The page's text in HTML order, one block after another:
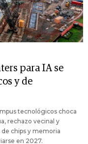
para IA se
y de
tecnológicos choca
rechazo vecinal y
chips y memoria
en 2027.